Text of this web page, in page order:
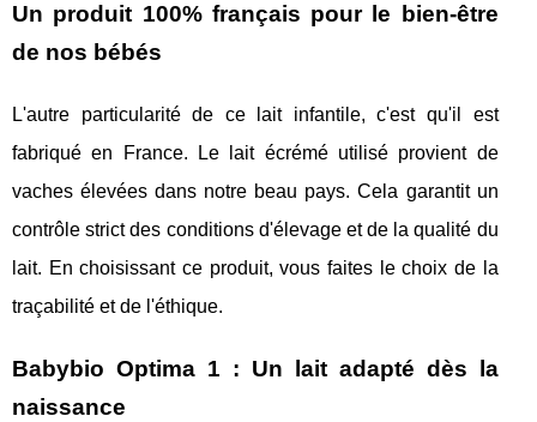
Un produit 100% français pour le bien-être
de nos bébés
L'autre particularité de ce lait infantile, c'est qu'il est
fabriqué en France. Le lait écrémé utilisé provient de
vaches élevées dans notre beau pays. Cela garantit un
contrôle strict des conditions d'élevage et de la qualité du
lait. En choisissant ce produit, vous faites le choix de la
traçabilité et de l'éthique.
Babybio Optima 1 : Un lait adapté dès la
naissance